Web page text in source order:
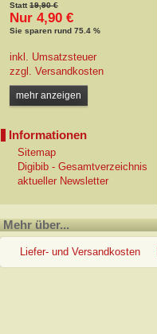
Statt19,90 €
Nur 4,90 €
Sie sparen rund 75.4 %
inkl. Umsatzsteuer
zzgl. Versandkosten
mehr anzeigen
Informationen
Sitemap
Digibib - Gesamtverzeichnis
aktueller Newsletter
Mehr über...
Liefer- und Versandkosten